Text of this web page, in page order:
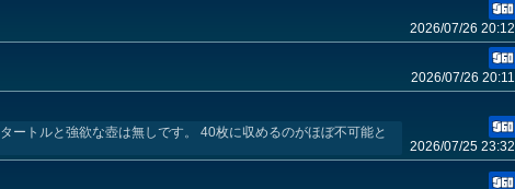
2026/07/26 20:12
2026/07/26 20:11
ートルと強欲な壺は無しです。 40枚に収めるのがほぼ不可能と
2026/07/25 23:32